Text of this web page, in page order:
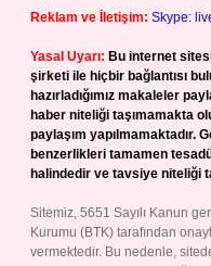
Reklam ve İletişim: Skype:
Yasal Uyarı: Bu internet
şirketi ile hiçbir bağlantısı
hazırladığımız makaleler
haber niteliği taşımamakta
paylaşım yapılmamaktadır.
benzerlikleri tamamen
halindedir ve tavsiye niteliği
Sitemiz, 5651 Sayılı Kanun
Kurumu (BTK) tarafından
vermektedir. Bu nedenle,